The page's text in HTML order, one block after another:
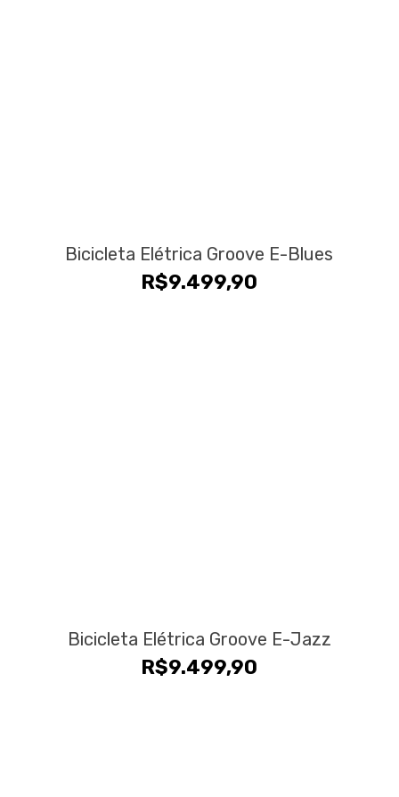
Bicicleta Elétrica Groove E-Blues
R$9.499,90
Bicicleta Elétrica Groove E-Jazz
R$9.499,90